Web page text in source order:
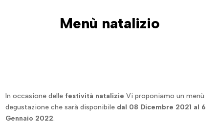
Menù natalizio
In occasione delle festività natalizie Vi proponiamo un menù
degustazione che sarà disponibile dal 08 Dicembre 2021 al 6
Gennaio 2022.